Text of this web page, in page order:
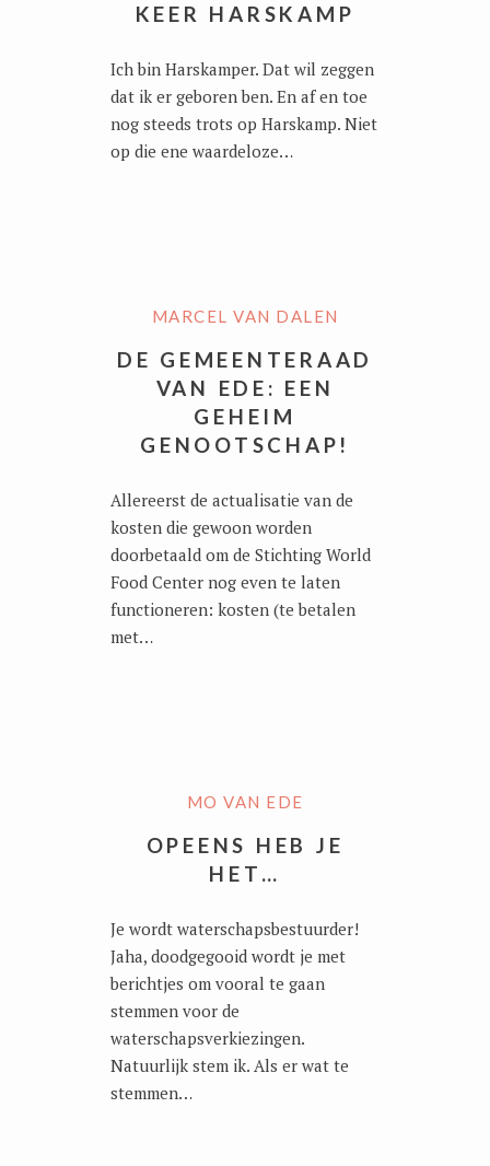
KEER HARSKAMP
Ich bin Harskamper. Dat wil zeggen
dat ik er geboren ben. En af en toe
nog steeds trots op Harskamp. Niet
op die ene waardeloze…
MARCEL VAN DALEN
DE GEMEENTERAAD
VAN EDE: EEN
GEHEIM
GENOOTSCHAP!
Allereerst de actualisatie van de
kosten die gewoon worden
doorbetaald om de Stichting World
Food Center nog even te laten
functioneren: kosten (te betalen
met…
MO VAN EDE
OPEENS HEB JE
HET…
Je wordt waterschapsbestuurder!
Jaha, doodgegooid wordt je met
berichtjes om vooral te gaan
stemmen voor de
waterschapsverkiezingen.
Natuurlijk stem ik. Als er wat te
stemmen…